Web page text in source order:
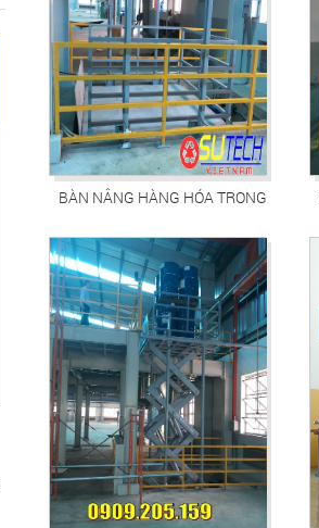
BÀN NÂNG HÀNG HÓA TRONG